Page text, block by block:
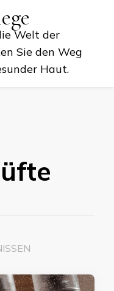
Welt der
Sie den Weg
Haut.